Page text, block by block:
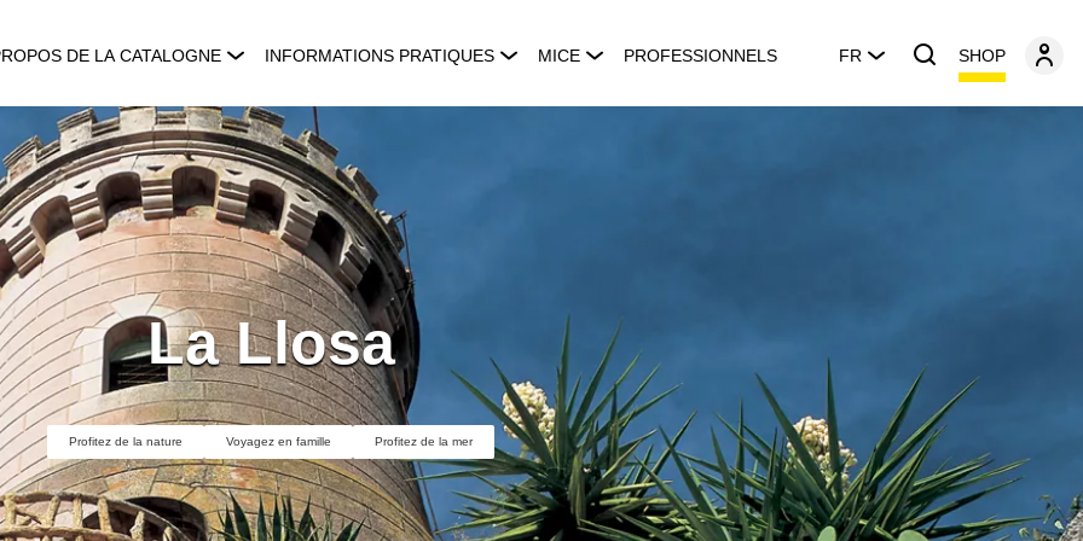
DE LA CATALOGNE INFORMATIONS PRATIQUES MICE PROFESSIONNELS FR SHOP
La Llosa
Profitez de la nature Voyagez en famille Profitez de la mer